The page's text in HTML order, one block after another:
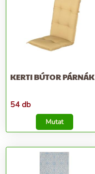
KERTI BÚTOR PÁRNÁK
54 db
Mutat